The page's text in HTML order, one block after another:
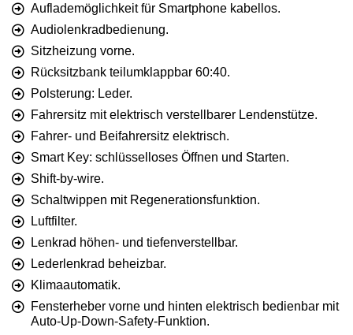
Auflademöglichkeit für Smartphone kabellos.
Audiolenkradbedienung.
Sitzheizung vorne.
Rücksitzbank teilumklappbar 60:40.
Polsterung: Leder.
Fahrersitz mit elektrisch verstellbarer Lendenstütze.
Fahrer- und Beifahrersitz elektrisch.
Smart Key: schlüsselloses Öffnen und Starten.
Shift-by-wire.
Schaltwippen mit Regenerationsfunktion.
Luftfilter.
Lenkrad höhen- und tiefenverstellbar.
Lederlenkrad beheizbar.
Klimaautomatik.
Fensterheber vorne und hinten elektrisch bedienbar mit
Auto-Up-Down-Safety-Funktion.